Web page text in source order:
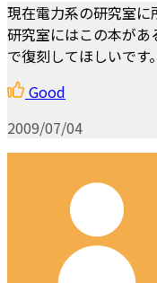
現在電力系の研究室に
研究室にはこの本が
で復刻してほしいです。
Good
2009/07/04